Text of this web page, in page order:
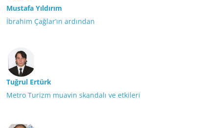
Mustafa Yıldırım
İbrahim Çağlar’ın ardından
Tuğrul Ertürk
Metro Turizm muavin skandalı ve etkileri